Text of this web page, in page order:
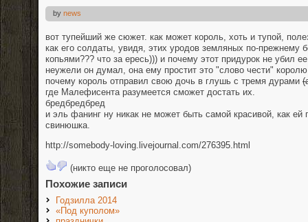
by news
вот тупейший же сюжет. как может король, хоть и тупой,
как его солдаты, увидя, этих уродов земляных по-прежнему
копьями??? что за ересь))) и почему этот придурок не убил
неужели он думал, она ему простит это "слово чести"
почему король отправил свою дочь в глушь с тремя дурами
где Малефисента разумеется сможет достать их.
бредбредбред
и эль фанинг ну никак не может быть самой красивой, как ей
свинюшка.
http://somebody-loving.livejournal.com/276395.html
(никто еще не проголосовал)
Похожие записи
Годзилла 2014
«Под куполом»